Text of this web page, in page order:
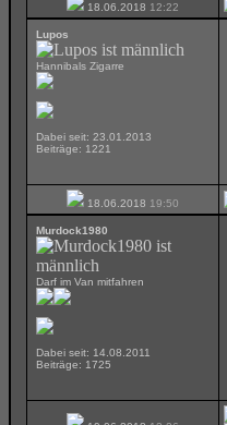
18.06.2018 12:22
Lupos
Hannibals Zigarre
Dabei seit: 23.01.2013
Beiträge: 1221
18.06.2018 19:50
Murdock1980
Darf im Van mitfahren
Dabei seit: 14.08.2011
Beiträge: 1725